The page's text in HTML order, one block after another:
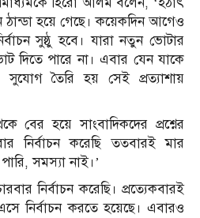
ঠান্ডা হয়ে গেছে। কয়েকদিন আগেও
সুষ্ঠু হবে। যারা নতুন ভোটার
দিতে পারে না। এবার যেন যাকে
তৈরি হয় সেই প্রত্যাশায়
বের হয়ে সাংবাদিকদের প্রশ্নের
নির্বাচন করেছি ততবারই মার
সমস্যা নাই।’
নির্বাচন করেছি। প্রত্যেকবারই
নির্বাচন করতে হয়েছে। এবারও